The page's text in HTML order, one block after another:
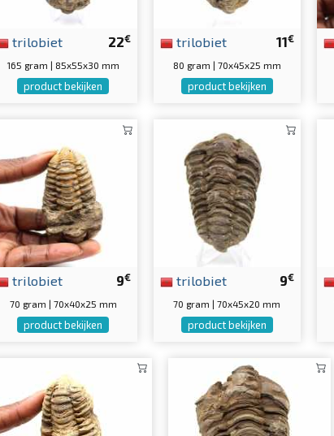
22€
trilobiet
165 gram | 85x55x30 mm
product bekijken
11€
trilobiet
80 gram | 70x45x25 mm
product bekijken
9€
trilobiet
70 gram | 70x40x25 mm
product bekijken
9€
trilobiet
70 gram | 70x45x20 mm
product bekijken